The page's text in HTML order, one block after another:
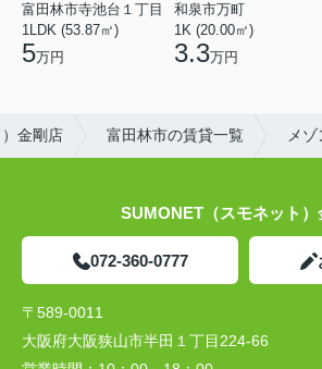
富田林市寺池台１丁目
1LDK (53.87㎡)
5万円
和泉市万町
1K (20.00㎡)
3.3万円
金剛店 富田林市の賃貸一覧 メ
SUMONET（スモネット）
072-360-0777
〒589-0011
大阪府大阪狭山市半田１丁目224-66